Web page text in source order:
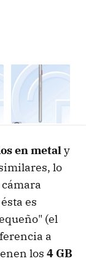
en metaly
lo
es
(el
a
los 4 GB